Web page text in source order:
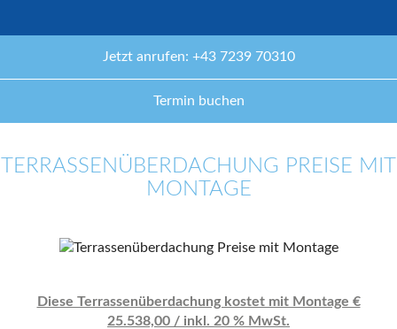
Jetzt anrufen: +43 7239 70310
Termin buchen
TERRASSENÜBERDACHUNG PREISE MIT
MONTAGE
Diese Terrassenüberdachung kostet mit Montage €
25.538,00 / inkl. 20 % MwSt.